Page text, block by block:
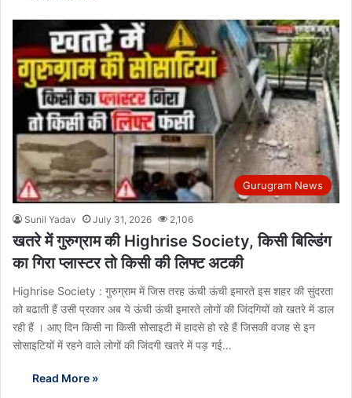
Gurugram News
Sunil Yadav July 31, 2026 2,106
खतरे में गुरुग्राम की Highrise Society, किसी बिल्डिंग
का गिरा प्लास्टर तो किसी की लिफ्ट अटकी
Highrise Society : गुरुग्राम में जिस तरह ऊंची ऊंची इमारते इस शहर की सुंदरता
को बढाती हैं उसी प्रकार अब ये ऊंची ऊंची इमारते लोगों की जिंदगियों को खतरे में डाल
रही हैं । आए दिन किसी ना किसी सोसाइटी में हादसे हो रहे हैं जिसकी वजह से इन
सोसाइटियों में रहने वाले लोगों की जिंदगी खतरे में पड़ गई…
Read More »